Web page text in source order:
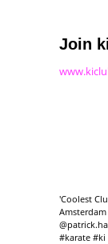
Join
'Coolest
Amsterdam
#karate #ki